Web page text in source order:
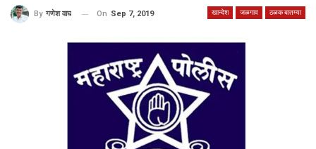
खान्देश जळगाव ठळक बातम्या
By गणेश वाघ On Sep 7, 2019